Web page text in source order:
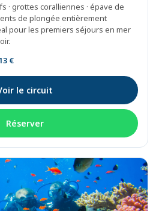
· grottes coralliennes · épave de
de plongée entièrement
pour les premiers séjours en mer
€
le circuit
Réserver